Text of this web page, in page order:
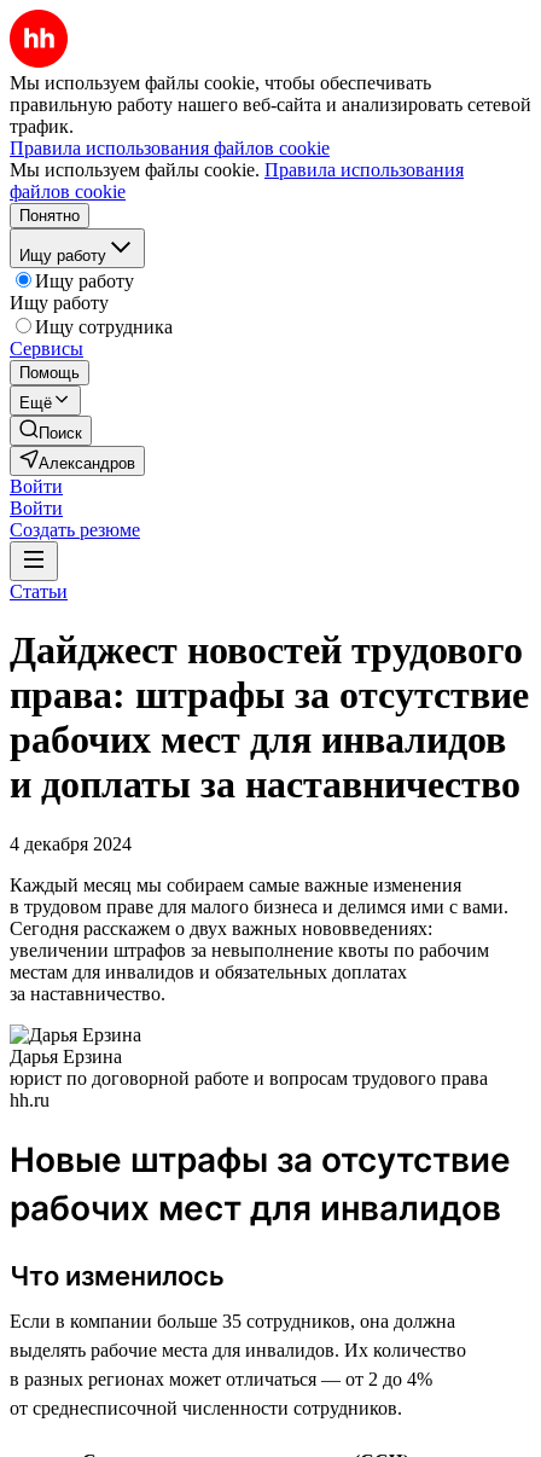
Мы используем файлы cookie, чтобы обеспечивать
правильную работу нашего веб-сайта и анализировать сетевой
трафик.
Правила использования файлов cookie
Мы используем файлы cookie. Правила использования
файлов cookie
Понятно
Ищу работу
Ищу работу
Ищу работу
Ищу сотрудника
Сервисы
Помощь
Ещё
Поиск
Александров
Войти
Войти
Создать резюме
Статьи
Дайджест новостей трудового
права: штрафы за отсутствие
рабочих мест для инвалидов
и доплаты за наставничество
4 декабря 2024
Каждый месяц мы собираем самые важные изменения
в трудовом праве для малого бизнеса и делимся ими с вами.
Сегодня расскажем о двух важных нововведениях:
увеличении штрафов за невыполнение квоты по рабочим
местам для инвалидов и обязательных доплатах
за наставничество.
Дарья Ерзина
юрист по договорной работе и вопросам трудового права
hh.ru
Новые штрафы за отсутствие
рабочих мест для инвалидов
Что изменилось
Если в компании больше 35 сотрудников, она должна
выделять рабочие места для инвалидов. Их количество
в разных регионах может отличаться — от 2 до 4%
от среднесписочной численности сотрудников.